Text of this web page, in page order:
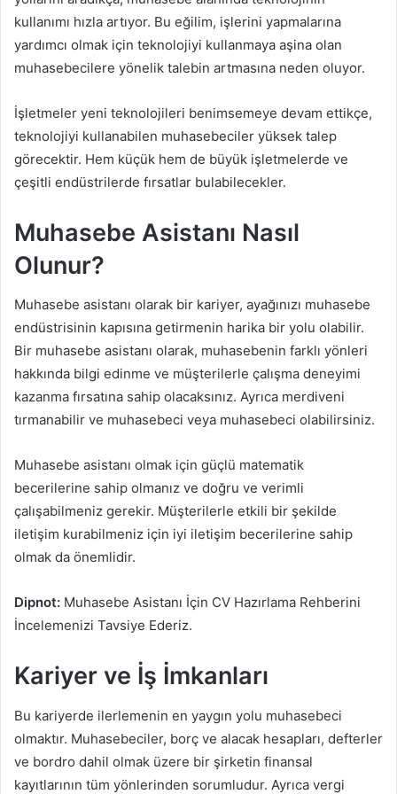
kullanımı hızla artıyor. Bu eğilim, işlerini yapmalarına
yardımcı olmak için teknolojiyi kullanmaya aşina olan
muhasebecilere yönelik talebin artmasına neden oluyor.
İşletmeler yeni teknolojileri benimsemeye devam ettikçe,
teknolojiyi kullanabilen muhasebeciler yüksek talep
görecektir. Hem küçük hem de büyük işletmelerde ve
çeşitli endüstrilerde fırsatlar bulabilecekler.
Muhasebe Asistanı Nasıl
Olunur?
Muhasebe asistanı olarak bir kariyer, ayağınızı muhasebe
endüstrisinin kapısına getirmenin harika bir yolu olabilir.
Bir muhasebe asistanı olarak, muhasebenin farklı yönleri
hakkında bilgi edinme ve müşterilerle çalışma deneyimi
kazanma fırsatına sahip olacaksınız. Ayrıca merdiveni
tırmanabilir ve muhasebeci veya muhasebeci olabilirsiniz.
Muhasebe asistanı olmak için güçlü matematik
becerilerine sahip olmanız ve doğru ve verimli
çalışabilmeniz gerekir. Müşterilerle etkili bir şekilde
iletişim kurabilmeniz için iyi iletişim becerilerine sahip
olmak da önemlidir.
Dipnot: Muhasebe Asistanı İçin CV Hazırlama Rehberini
İncelemenizi Tavsiye Ederiz.
Kariyer ve İş İmkanları
Bu kariyerde ilerlemenin en yaygın yolu muhasebeci
olmaktır. Muhasebeciler, borç ve alacak hesapları, defterler
ve bordro dahil olmak üzere bir şirketin finansal
kayıtlarının tüm yönlerinden sorumludur. Ayrıca vergi